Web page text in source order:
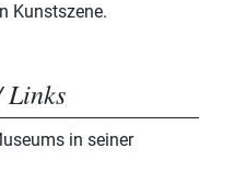
Kunstszene.
Links
in seiner